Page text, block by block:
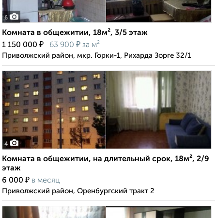
6
Комната в общежитии, 18м², 3/5 этаж
1 150 000 ₽ 63 900 ₽ за м²
Приволжский район, мкр. Горки-1, Рихарда Зорге 32/1
4
Комната в общежитии, на длительный срок, 18м², 2/9
этаж
6 000 ₽ в месяц
Приволжский район, Оренбургский тракт 2